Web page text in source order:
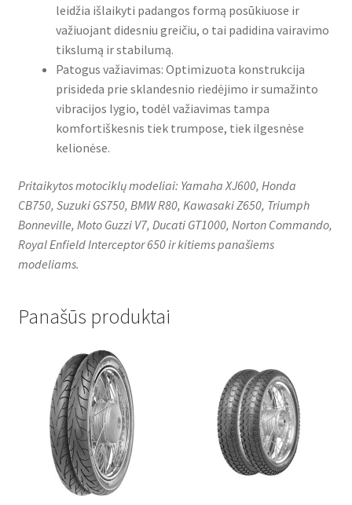
leidžia išlaikyti padangos formą posūkiuose ir
važiuojant didesniu greičiu, o tai padidina vairavimo
tikslumą ir stabilumą.
Patogus važiavimas: Optimizuota konstrukcija
prisideda prie sklandesnio riedėjimo ir sumažinto
vibracijos lygio, todėl važiavimas tampa
komfortiškesnis tiek trumpose, tiek ilgesnėse
kelionėse.
Pritaikytos motociklų modeliai: Yamaha XJ600, Honda
CB750, Suzuki GS750, BMW R80, Kawasaki Z650, Triumph
Bonneville, Moto Guzzi V7, Ducati GT1000, Norton Commando,
Royal Enfield Interceptor 650 ir kitiems panašiems
modeliams.
Panašūs produktai